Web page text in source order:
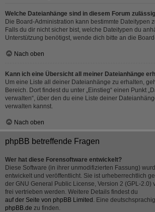
Welche Dateianhänge sind in diesem Forum
Die Board-Administration kann bestimmte Dateitypen
Falls du dir nicht sicher bist, welche Dateitypen du
Unterstützung benötigst, wende dich bitte an die
Nach oben
Kann ich eine Übersicht all meiner Dateianhänge
Um eine Liste all deiner Dateianhänge zu erhalten,
Bereich. Dort findest du unter „Einstieg“ einen Punkt
verwalten“, über den du eine Liste deiner
verwalten kannst.
Nach oben
phpBB betreffende Fragen
Wer hat diese Forensoftware entwickelt?
Diese Software (in ihrer unmodifizierten Fassung)
entwickelt und veröffentlicht. Sie ist urheberrechtlich
der GNU General Public License, Version 2 (GPL-2.0)
frei vertrieben werden. Weitere Details findest du
auf der Seite von phpBB Limited . Eine
phpBB.de zu finden.